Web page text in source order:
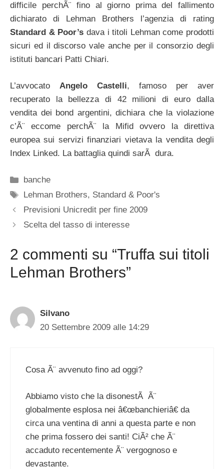
difficile perchÃ¨ fino al giorno prima del fallimento
dichiarato di Lehman Brothers l’agenzia di rating
Standard & Poor’s dava i titoli Lehman come prodotti
sicuri ed il discorso vale anche per il consorzio degli
istituti bancari Patti Chiari.
L’avvocato Angelo Castelli, famoso per aver
recuperato la bellezza di 42 milioni di euro dalla
vendita dei bond argentini, dichiara che la violazione
c’Ã¨ eccome perchÃ¨ la Mifid ovvero la direttiva
europea sui servizi finanziari vietava la vendita degli
Index Linked. La battaglia quindi sarÃ dura.
Categorie
banche
Tag
Lehman Brothers, Standard & Poor's
Previsioni Unicredit per fine 2009
Scelta del tasso di interesse
2 commenti su “Truffa sui titoli
Lehman Brothers”
Silvano
20 Settembre 2009 alle 14:29
Cosa Ã¨ avvenuto fino ad oggi?
Abbiamo visto che la disonestÃ Ã¨
globalmente esplosa nei â€œbanchieriâ€ da
circa una ventina di anni a questa parte e non
che prima fossero dei santi! CiÃ² che Ã¨
accaduto recentemente Ã¨ vergognoso e
devastante.